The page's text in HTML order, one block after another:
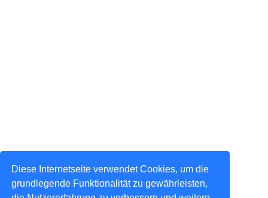
Diese Internetseite verwendet Cookies, um die
grundlegende Funktionalität zu gewährleisten,